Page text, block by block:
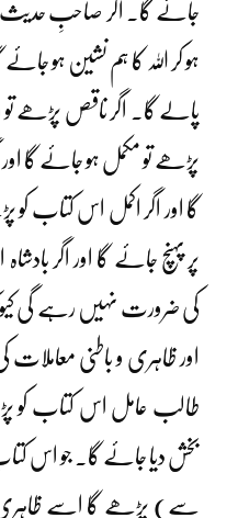
جائے گا۔ اگر صاحبِ حدیث
ہو کر اللہ کا ہم نشین ہو
پالے گا۔ اگر ناقص پڑھے تو
پڑھے تو مکمل ہو جائے گا
گا اور اگر اکمل اس کتاب
پر پہنچ جائے گا اور اگر
کی ضرورت نہیں رہے گی
اور ظاہری و باطنی معاملات
طالب عامل اس کتاب کو
بخش دیا جائے گا۔ جو اس
سے) پڑھے گا اسے